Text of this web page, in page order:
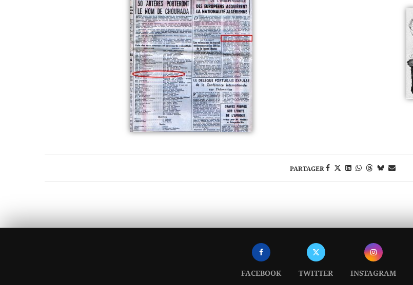
PARTAGER
FACEBOOK TWITTER INSTAGRAM